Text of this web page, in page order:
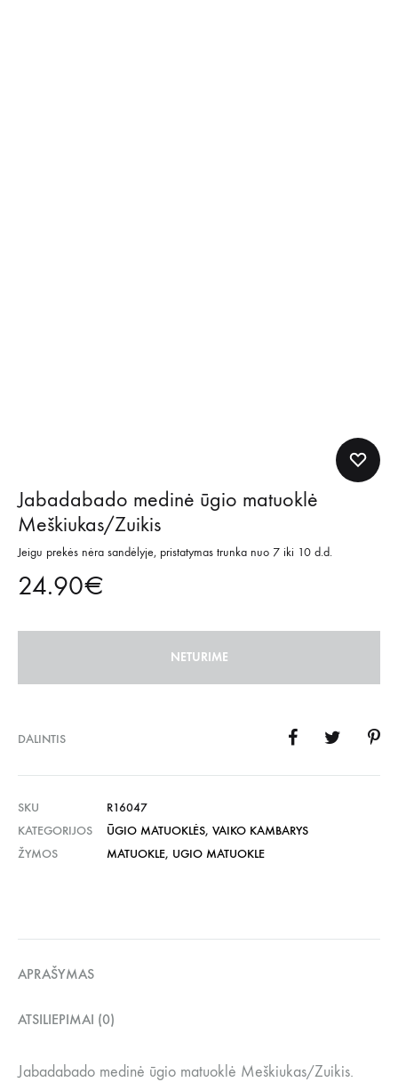
Jabadabado medinė ūgio matuoklė
Meškiukas/Zuikis
Jeigu prekės nėra sandėlyje, pristatymas trunka nuo 7 iki 10 d.d.
24.90€
NETURIME
DALINTIS
SKU
R16047
KATEGORIJOS
ŪGIO MATUOKLĖS, VAIKO KAMBARYS
ŽYMOS
MATUOKLE, UGIO MATUOKLE
APRAŠYMAS
ATSILIEPIMAI (0)
Jabadabado medinė ūgio matuoklė Meškiukas/Zuikis.